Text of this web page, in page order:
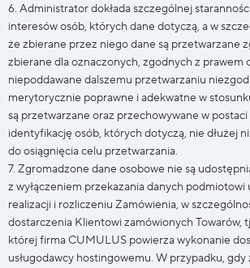
6. Administrator dokłada szczególnej
interesów osób, których dane dotyczą, a w
że zbierane przez niego dane są przetwarzane
zbierane dla oznaczonych, zgodnych z prawem
niepoddawane dalszemu przetwarzaniu
merytorycznie poprawne i adekwatne w
są przetwarzane oraz przechowywane w
identyfikację osób, których dotyczą, nie dłużej
do osiągnięcia celu przetwarzania.
7. Zgromadzone dane osobowe nie są
z wyłączeniem przekazania danych
realizacji i rozliczeniu Zamówienia, w
dostarczenia Klientowi zamówionych Towarów,
której firma CUMULUS powierza wykonanie
usługodawcy hostingowemu. W przypadku, gdy